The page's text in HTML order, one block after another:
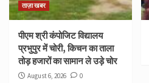
ताज़ा खबर
पीएम श्री कंपोजिट विद्यालय
प्रभुपुर में चोरी, किचन का ताला
तोड़ हजारों का सामान ले उड़े चोर
August 6, 2026 0